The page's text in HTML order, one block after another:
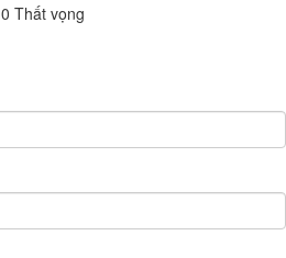
0 Thất vọng